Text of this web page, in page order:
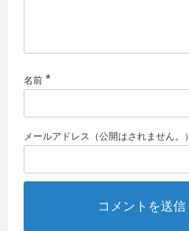
名前 *
メールアドレス（公開はされません。）